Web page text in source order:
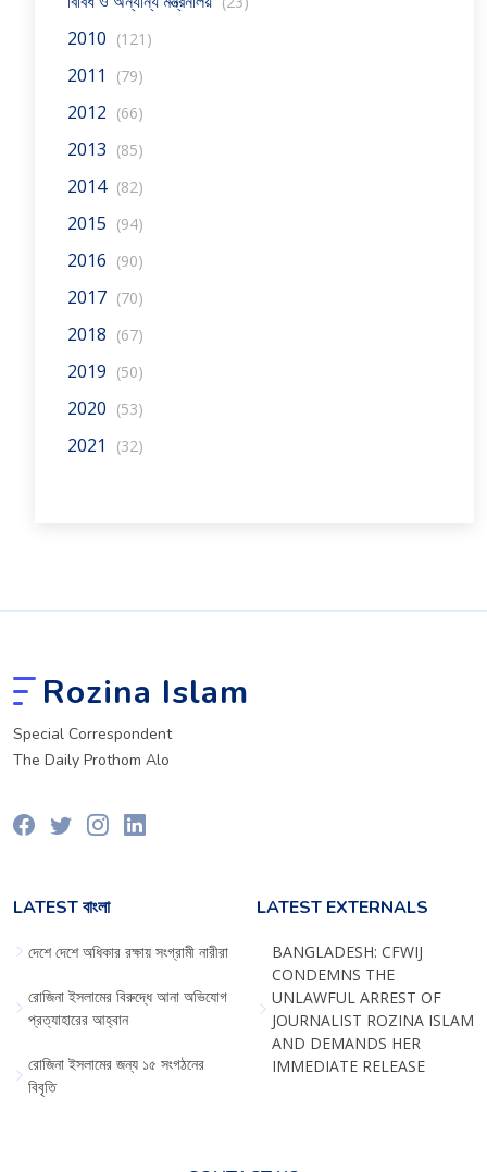
2010 (121)
2011 (79)
2012 (66)
2013 (85)
2014 (82)
2015 (94)
2016 (90)
2017 (70)
2018 (67)
2019 (50)
2020 (53)
2021 (32)
Rozina Islam
Special Correspondent
The Daily Prothom Alo
LATEST বাংলা
দেশে দেশে অধিকার রক্ষায় সংগ্রামী নারীরা
রোজিনা ইসলামের বিরুদ্ধে আনা অভিযোগ
প্রত্যাহারের আহ্বান
রোজিনা ইসলামের জন্য ১৫ সংগঠনের
বিবৃতি
LATEST EXTERNALS
BANGLADESH: CFWIJ
CONDEMNS THE
UNLAWFUL ARREST OF
JOURNALIST ROZINA ISLAM
AND DEMANDS HER
IMMEDIATE RELEASE